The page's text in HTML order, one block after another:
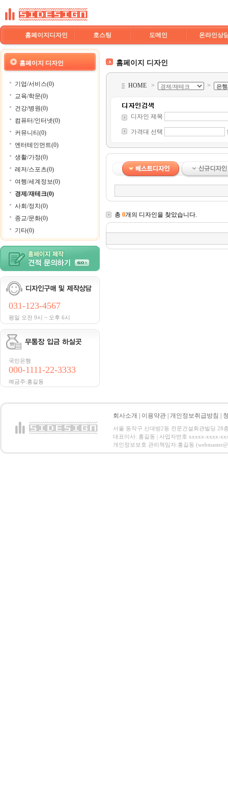
홈페이지디자인 호스팅 도메인 온라인상
홈페이지 디자인
기업/서비스(0)
교육/학문(0)
건강/병원(0)
컴퓨터/인터넷(0)
커뮤니티(0)
엔터테인먼트(0)
생활/가정(0)
레저/스포츠(0)
여행/세계정보(0)
경제/재테크(0)
사회/정치(0)
종교/문화(0)
기타(0)
031-123-4567
평일 오전 9시 ~ 오후 6시
국민은행
000-1111-22-3333
예금주:홍길동
홈페이지 디자인
HOME > >
디자인 제목
가격대 선택
총 0개의 디자인을 찾았습니다.
회사소개 이용약관 개인정보취급방침
서울 동작구 신대방2동 전문건설회관빌딩 28
대표이사: 홍길동 | 사업자번호 xxxxx-xxxx-
개인정보보호 관리책임자:홍길동